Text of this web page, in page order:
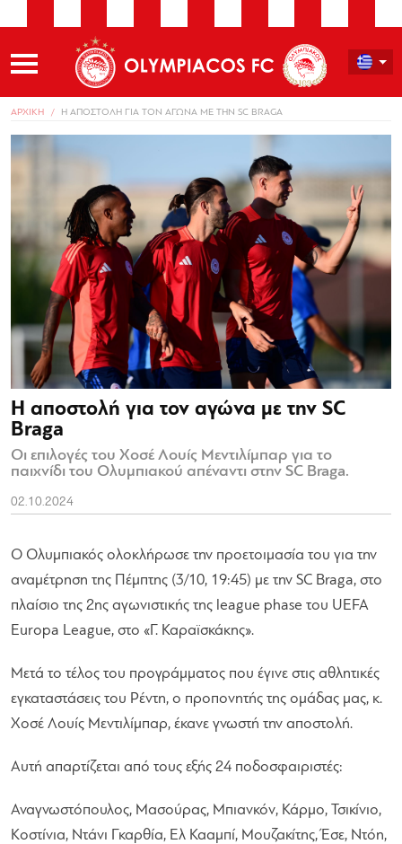
ΑΡΧΙΚΗ Η ΑΠΟΣΤΟΛΗ ΓΙΑ ΤΟΝ ΑΓΩΝΑ ΜΕ ΤΗΝ SC BRAGA
Η αποστολή για τον αγώνα με την SC
Braga
Οι επιλογές του Χοσέ Λουίς Μεντιλίμπαρ για το
παιχνίδι του Ολυμπιακού απέναντι στην SC Braga.
02.10.2024
Ο Ολυμπιακός ολοκλήρωσε την προετοιμασία του για την
αναμέτρηση της Πέμπτης (3/10, 19:45) με την SC Braga, στο
πλαίσιο της 2ης αγωνιστικής της league phase του UEFA
Europa League, στο «Γ. Καραϊσκάκης».
Μετά το τέλος του προγράμματος που έγινε στις αθλητικές
εγκαταστάσεις του Ρέντη, ο προπονητής της ομάδας μας, κ.
Χοσέ Λουίς Μεντιλίμπαρ, έκανε γνωστή την αποστολή.
Αυτή απαρτίζεται από τους εξής 24 ποδοσφαιριστές:
Αναγνωστόπουλος, Μασούρας, Μπιανκόν, Κάρμο, Τσικίνιο,
Κοστίνια, Ντάνι Γκαρθία, Ελ Κααμπί, Μουζακίτης, Έσε, Ντόη,